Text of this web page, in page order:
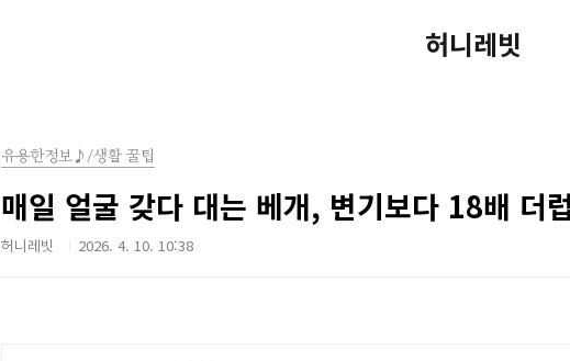
허니레빗
유용한정보♪/생활 꿀팁
매일 얼굴 갖다 대는 베개, 변기보다 18배 더
허니레빗 2026. 4. 10. 10:38